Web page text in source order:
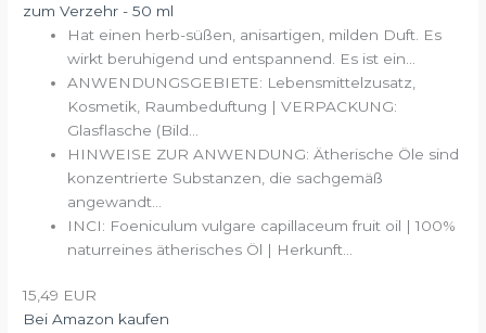
zum Verzehr - 50 ml
Hat einen herb-süßen, anisartigen, milden Duft. Es
wirkt beruhigend und entspannend. Es ist ein...
ANWENDUNGSGEBIETE: Lebensmittelzusatz,
Kosmetik, Raumbeduftung | VERPACKUNG:
Glasflasche (Bild...
HINWEISE ZUR ANWENDUNG: Ätherische Öle sind
konzentrierte Substanzen, die sachgemäß
angewandt...
INCI: Foeniculum vulgare capillaceum fruit oil | 100%
naturreines ätherisches Öl | Herkunft...
15,49 EUR
Bei Amazon kaufen